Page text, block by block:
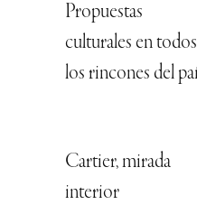
Propuestas
culturales en todos
los rincones del
Cartier, mirada
interior